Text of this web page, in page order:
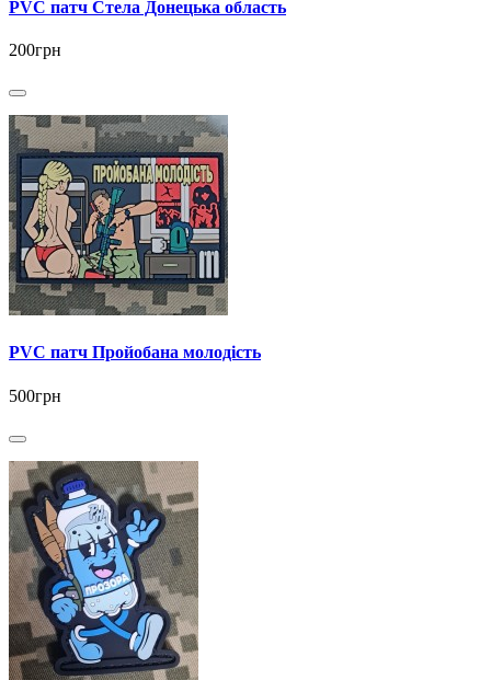
PVC патч Стела Донецька область
200грн
PVC патч Пройобана молодість
500грн